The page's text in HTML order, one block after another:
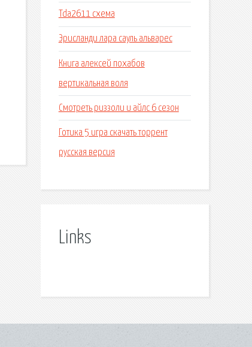
Tda2611 схема
Эрисланди лара сауль альварес
Книга алексей похабов
вертикальная воля
Смотреть риззоли и айлс 6 сезон
Готика 5 игра скачать торрент
русская версия
Links